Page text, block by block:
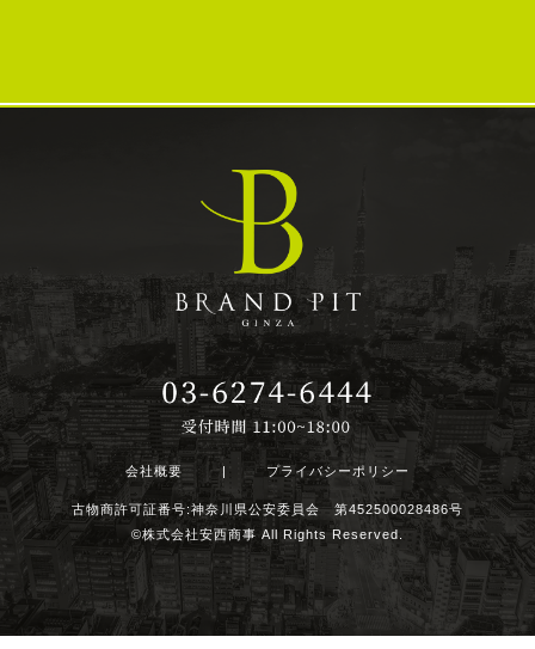
会社概要 プライバシーポリシー
古物商許可証番号:神奈川県公安委員会 第452500028486号
©株式会社安西商事 All Rights Reserved.